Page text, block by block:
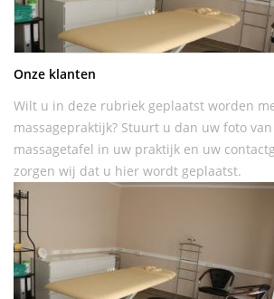
Onze klanten
Wilt u in deze rubriek geplaatst worden
massagepraktijk? Stuurt u dan uw foto
massagetafel in uw praktijk en uw
zorgen wij dat u hier wordt geplaatst.